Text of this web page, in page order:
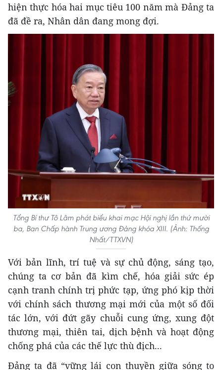
hiện thực hóa hai mục tiêu 100 năm mà Đảng ta
đã đề ra, Nhân dân đang mong đợi.
Tổng Bí thư Tô Lâm phát biểu khai mạc Hội nghị lần thứ mười
ba, Ban Chấp hành Trung ương Đảng khóa XIII. (Ảnh: Thống
Nhất/TTXVN)
Với bản lĩnh, trí tuệ và sự chủ động, sáng tạo,
chúng ta cơ bản đã kìm chế, hóa giải sức ép
cạnh tranh chính trị phức tạp, ứng phó kịp thời
với chính sách thương mại mới của một số đối
tác lớn, với đứt gãy chuỗi cung ứng, xung đột
thương mại, thiên tai, dịch bệnh và hoạt động
chống phá của các thế lực thù địch...
Đảng ta đã “vững lái con thuyền giữa sóng to